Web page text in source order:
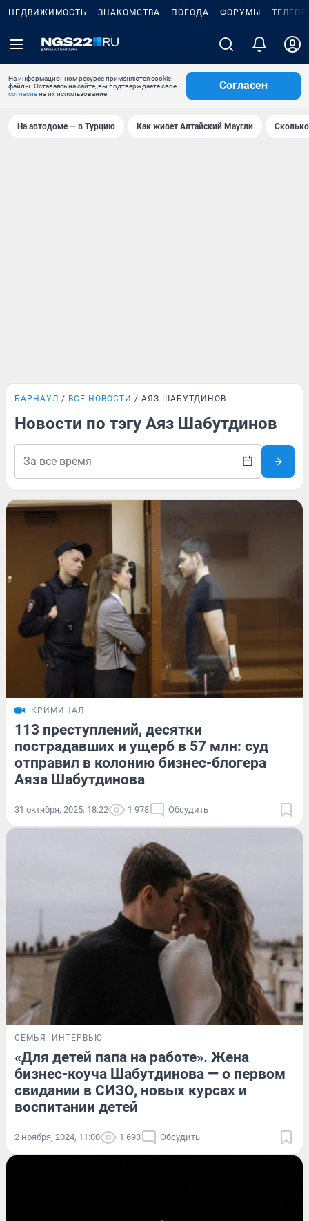
НЕДВИЖИМОСТЬ ЗНАКОМСТВА ПОГОДА ФОРУМЫ
На информационном ресурсе применяются cookie-
файлы. Оставаясь на сайте, вы подтверждаете свое
согласиена их использование.
Согласен
На автодоме — в Турцию Как живет Алтайский Маугли
БАРНАУЛ ВСЕ НОВОСТИ АЯЗ ШАБУТДИНОВ
Новости по тэгу Аяз Шабутдинов
КРИМИНАЛ
113 преступлений, десятки
пострадавших и ущерб в 57 млн: суд
отправил в колонию бизнес-блогера
Аяза Шабутдинова
31 октября, 2025, 18:22 1 978 Обсудить
СЕМЬЯ ИНТЕРВЬЮ
«Для детей папа на работе». Жена
бизнес-коуча Шабутдинова — о первом
свидании в СИЗО, новых курсах и
воспитании детей
2 ноября, 2024, 11:00 1 693 Обсудить